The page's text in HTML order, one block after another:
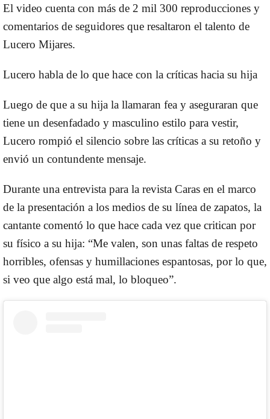
El video cuenta con más de 2 mil 300 reproducciones y
comentarios de seguidores que resaltaron el talento de
Lucero Mijares.
Lucero habla de lo que hace con la críticas hacia su hija
Luego de que a su hija la llamaran fea y aseguraran que
tiene un desenfadado y masculino estilo para vestir,
Lucero rompió el silencio sobre las críticas a su retoño y
envió un contundente mensaje.
Durante una entrevista para la revista Caras en el marco
de la presentación a los medios de su línea de zapatos, la
cantante comentó lo que hace cada vez que critican por
su físico a su hija: “Me valen, son unas faltas de respeto
horribles, ofensas y humillaciones espantosas, por lo que,
si veo que algo está mal, lo bloqueo”.